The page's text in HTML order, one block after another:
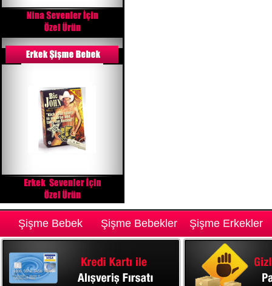
Şişme Bebek Şişme Bebekler Şişme Erkekler